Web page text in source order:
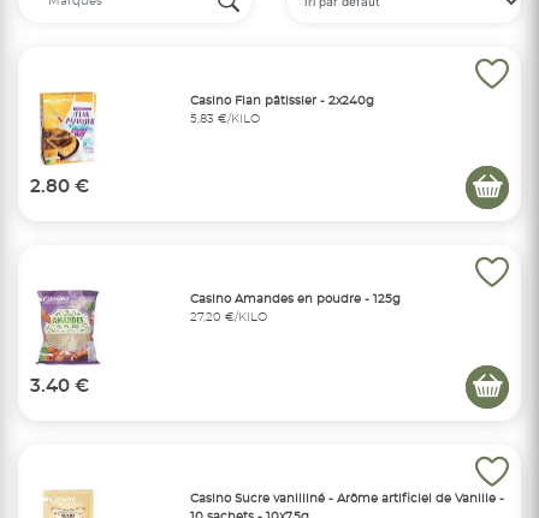
Casino Flan pâtissier - 2x240g
5,83 €/KILO
2.80 €
Casino Amandes en poudre - 125g
27,20 €/KILO
3.40 €
Casino Sucre vanilliné - Arôme artificiel de Vanille -